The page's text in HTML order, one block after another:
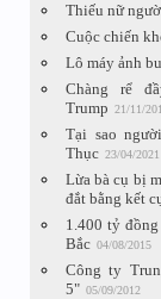
Thiếu nữ
Cuộc chiến
Lô máy ảnh
Chàng rể
Trump 21/11/
Tại sao
Thục 23/04/2021
Lừa bà cụ bị
đắt bằng kết
1.400 tỷ
Bắc 04/08/2015
Công ty
5" 05/09/2012